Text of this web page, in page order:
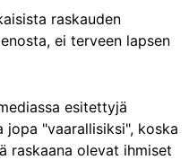
raskauden
ei terveen lapsen
esitettyjä
"vaarallisiksi", koska
raskaana olevat ihmiset